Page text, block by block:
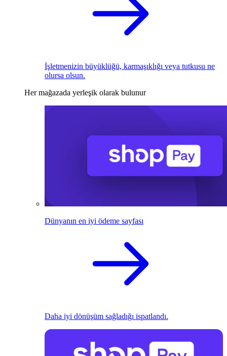
İşletmenizin büyüklüğü, karmaşıklığı veya tutkusu ne
olursa olsun.
Her mağazada yerleşik olarak bulunur
Dünyanın en iyi ödeme sayfası
Daha iyi dönüşüm sağladığı ispatlandı.